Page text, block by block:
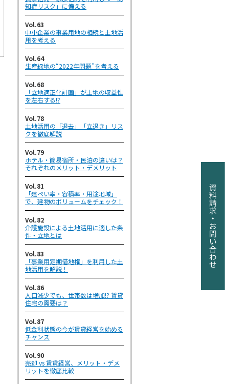
知症リスク」に備える
Vol.63
中小企業の事業用地の相続と土地活
用を考える
Vol.64
生産緑地の“2022年問題”を考える
Vol.68
「立地適正化計画」が土地の収益性
を左右する!?
Vol.78
土地活用の「退去」「立退き」リス
クを徹底解説
Vol.79
ホテル・簡易宿所・民泊の違いは？
それぞれのメリット・デメリット
Vol.81
「建ぺい率・容積率・用途地域」
で、建物のボリュームをチェック！
Vol.82
介護施設による土地活用に適した条
件・立地とは
Vol.83
「事業用定期借地権」を利用した土
地活用を解説！
Vol.86
人口減少でも、世帯数は増加!? 賃貸
住宅の需要は？
Vol.87
低金利状態の今が賃貸経営を始める
チャンス
Vol.90
売却 vs 賃貸経営、メリット・デメ
リットを徹底比較